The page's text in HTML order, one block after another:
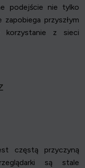
podejście nie tylko
przyszłym
korzystanie z sieci
częstą przyczyną
są stale